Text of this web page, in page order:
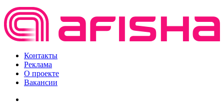
Контакты
Реклама
О проекте
Вакансии